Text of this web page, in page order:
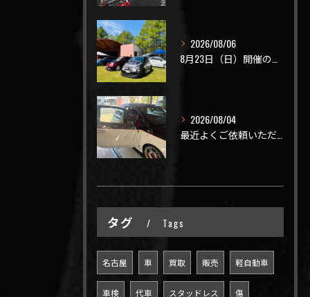
2026/08/06
2026/08/04
タグ Tags
名古屋 車 買取 販売 軽自動車
車検 代車 スタッドレス 傷